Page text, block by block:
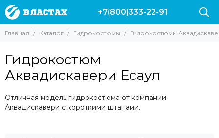
Гидрокостюмы
Гидрокостюмы 5 мм
Гидрокостюмы 7 мм
Гидрокостюмы 10 мм
Гидрокостюмы Марлин
Гидрокостюмы Аквадискавери
Гидрокостюм Аквадискавери Воевода
Гидрокостюм Аквадискавери Есаул
Гидрокостюм Аквадискавери Кочевник
Гидрокостюм Aquadiscovery Professional L'onda Verde
+7(800)333-22-91
Главная Каталог Гидрокостюмы Гидрокостюмы
Гидрокостюм
Аквадискавери Есаул
Отличная модель гидрокостюма от компании
Аквадискавери с короткими штанами.